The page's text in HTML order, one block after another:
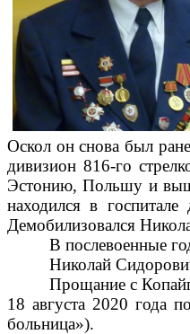
Оскол он снова был
дивизион 816-го
Эстонию, Польшу и
находился в
Демобилизовался
В послевоенные
Николай
Прощание с
18 августа 2020 года
больница»).